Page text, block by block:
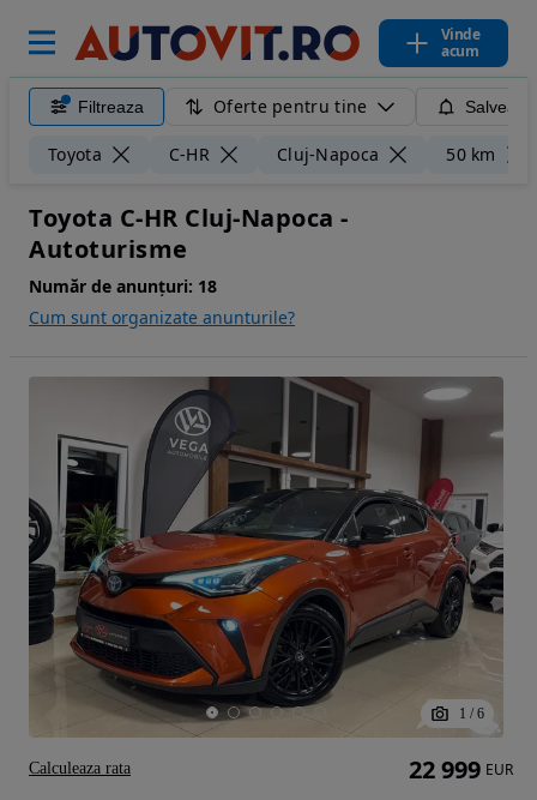
Vinde
acum
Filtreaza Oferte pentru tine
Toyota C-HR Cluj-Napoca 50 km
Toyota C-HR Cluj-Napoca -
Autoturisme
Număr de anunțuri: 18
Cum sunt organizate anunturile?
1 / 6
22 999 EUR
Calculeaza rata